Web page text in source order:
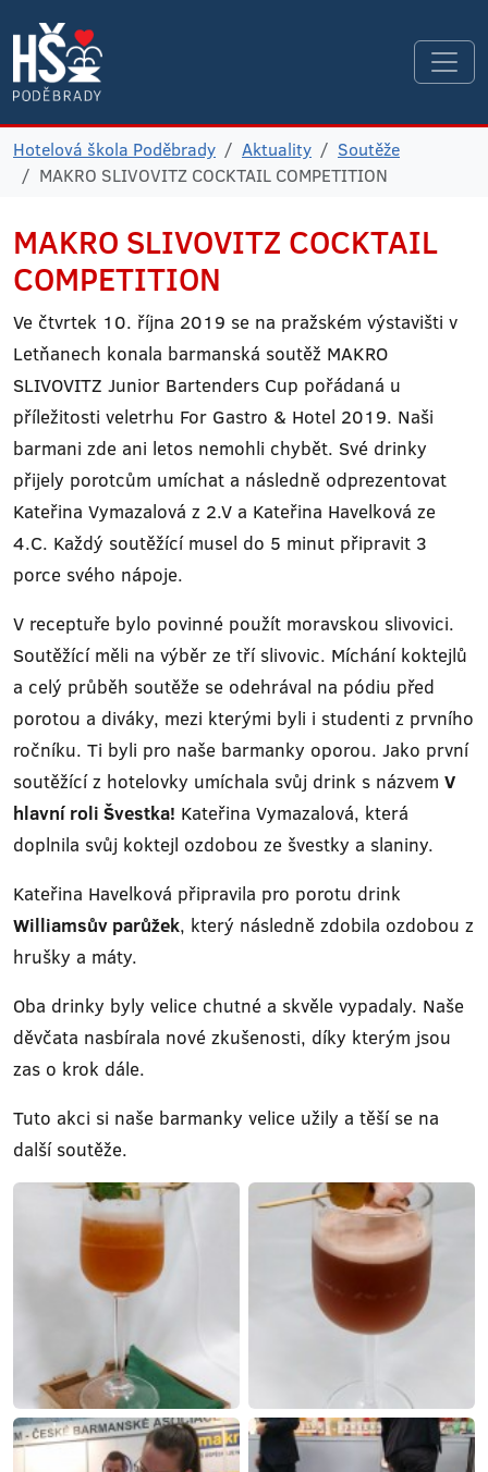
Hotelová škola Poděbrady Aktuality
Soutěže
MAKRO SLIVOVITZ COCKTAIL COMPETITION
MAKRO SLIVOVITZ COCKTAIL
COMPETITION
Ve čtvrtek 10. října 2019 se na pražském výstavišti v
Letňanech konala barmanská soutěž MAKRO
SLIVOVITZ Junior Bartenders Cup pořádaná u
příležitosti veletrhu For Gastro & Hotel 2019. Naši
barmani zde ani letos nemohli chybět. Své drinky
přijely porotcům umíchat a následně odprezentovat
Kateřina Vymazalová z 2.V a Kateřina Havelková ze
4.C. Každý soutěžící musel do 5 minut připravit 3
porce svého nápoje.
V receptuře bylo povinné použít moravskou slivovici.
Soutěžící měli na výběr ze tří slivovic. Míchání koktejlů
a celý průběh soutěže se odehrával na pódiu před
porotou a diváky, mezi kterými byli i studenti z prvního
ročníku. Ti byli pro naše barmanky oporou. Jako první
soutěžící z hotelovky umíchala svůj drink s názvem V
hlavní roli Švestka! Kateřina Vymazalová, která
doplnila svůj koktejl ozdobou ze švestky a slaniny.
Kateřina Havelková připravila pro porotu drink
Williamsův parůžek, který následně zdobila ozdobou z
hrušky a máty.
Oba drinky byly velice chutné a skvěle vypadaly. Naše
děvčata nasbírala nové zkušenosti, díky kterým jsou
zas o krok dále.
Tuto akci si naše barmanky velice užily a těší se na
další soutěže.